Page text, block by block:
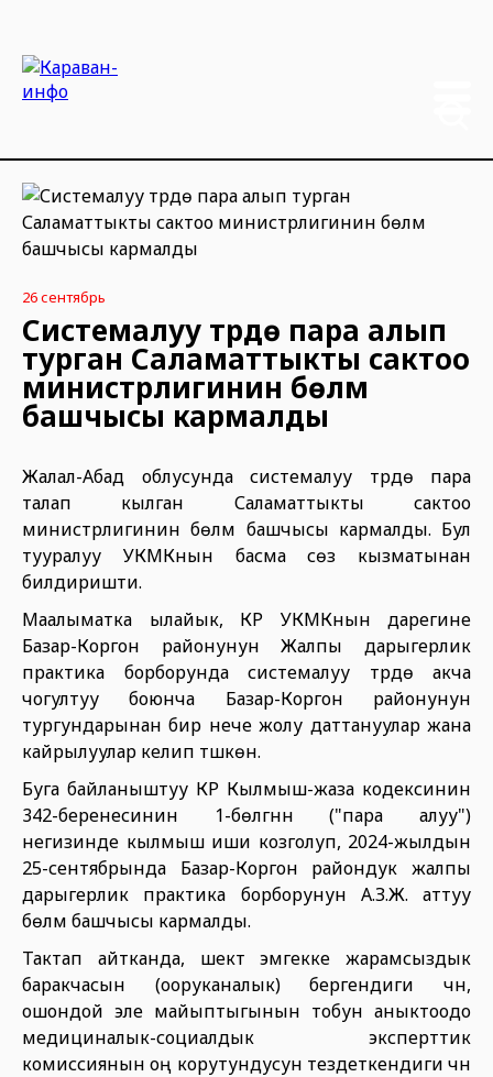
26 сентябрь
Системалуу түрдө пара алып
турган Саламаттыкты сактоо
министрлигинин бөлүм
башчысы кармалды
Жалал-Абад облусунда системалуу түрдө пара
талап кылган Саламаттыкты сактоо
министрлигинин бөлүм башчысы кармалды. Бул
тууралуу УКМКнын басма сөз кызматынан
билдиришти.
Маалыматка ылайык, КР УКМКнын дарегине
Базар-Коргон районунун Жалпы дарыгерлик
практика борборунда системалуу түрдө акча
чогултуу боюнча Базар-Коргон районунун
тургундарынан бир нече жолу даттануулар жана
кайрылуулар келип түшкөн.
Буга байланыштуу КР Кылмыш-жаза кодексинин
342-беренесинин 1-бөлүгүнүн ("пара алуу")
негизинде кылмыш иши козголуп, 2024-жылдын
25-сентябрында Базар-Коргон райондук жалпы
дарыгерлик практика борборунун А.З.Ж. аттуу
бөлүм башчысы кармалды.
Тактап айтканда, шектүү эмгекке жарамсыздык
баракчасын (ооруканалык) бергендиги үчүн,
ошондой эле майыптыгынын тобун аныктоодо
медициналык-социалдык эксперттик
комиссиянын оң корутундусун тездеткендиги үчүн